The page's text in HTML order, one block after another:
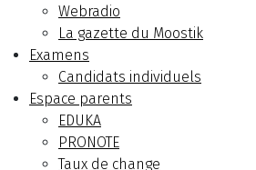
Webradio
La gazette du Moostik
Examens
Candidats individuels
Espace parents
EDUKA
PRONOTE
Taux de change